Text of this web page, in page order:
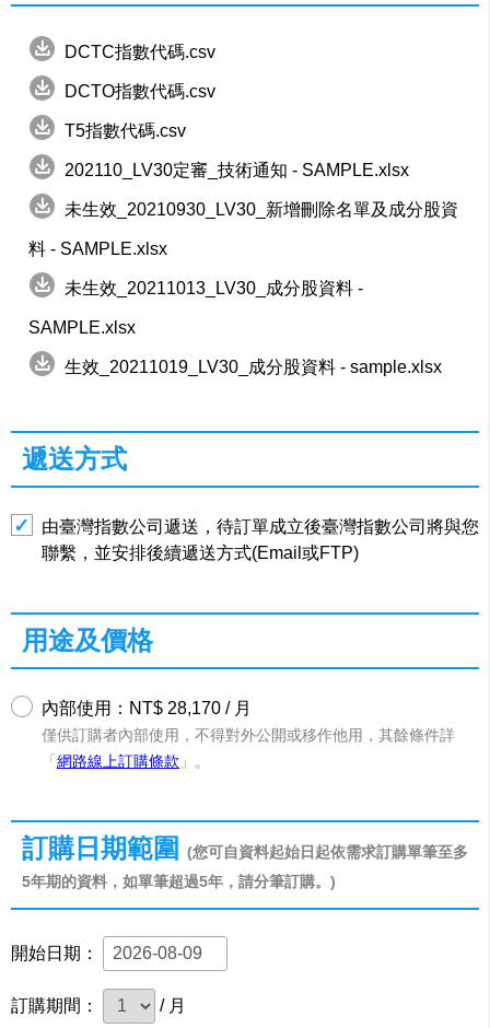
DCTC指數代碼.csv
DCTO指數代碼.csv
T5指數代碼.csv
202110_LV30定審_技術通知 - SAMPLE.xlsx
未生效_20210930_LV30_新增刪除名單及成分股資
料 - SAMPLE.xlsx
未生效_20211013_LV30_成分股資料 -
SAMPLE.xlsx
生效_20211019_LV30_成分股資料 - sample.xlsx
遞送方式
由臺灣指數公司遞送，待訂單成立後臺灣指數公司將與您
聯繫，並安排後續遞送方式(Email或FTP)
用途及價格
內部使用：NT$ 28,170 / 月
僅供訂購者內部使用，不得對外公開或移作他用，其餘條件詳
「 網路線上訂購條款 」。
訂購日期範圍
(您可自資料起始日起依需求訂購單筆至多
5年期的資料，如單筆超過5年，請分筆訂購。)
開始日期：
訂購期間： / 月